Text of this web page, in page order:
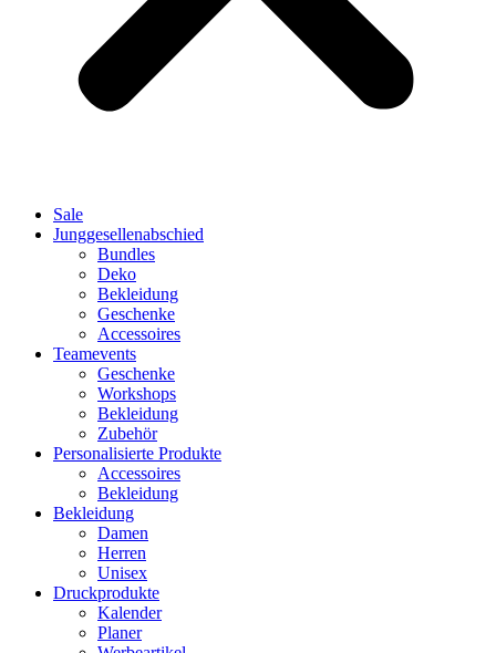
Sale
Junggesellenabschied
Bundles
Deko
Bekleidung
Geschenke
Accessoires
Teamevents
Geschenke
Workshops
Bekleidung
Zubehör
Personalisierte Produkte
Accessoires
Bekleidung
Bekleidung
Damen
Herren
Unisex
Druckprodukte
Kalender
Planer